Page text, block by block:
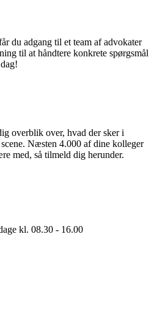
du adgang til et team af advokater
til at håndtere konkrete spørgsmål
overblik over, hvad der sker i
Næsten 4.000 af dine kolleger
med, så tilmeld dig herunder.
kl. 08.30 - 16.00